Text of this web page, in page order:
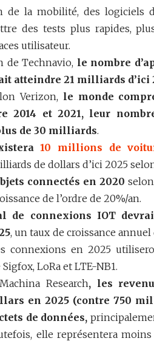
de la mobilité, des logiciels
des tests plus rapides,
utilisateur.
de Technavio, le nombre
atteindre 21 milliards d’ici
Verizon, le monde
2014 et 2021, leur
de 30 milliards.
10 millions de
de dollars d’ici 2025
connectés en 2020
de l’ordre de 20%/an.
de connexions IOT
, un taux de croissance
connexions en 2025
LoRa et LTE-NB1.
Research, les
en 2025 (contre 750
de données,
elle représentera